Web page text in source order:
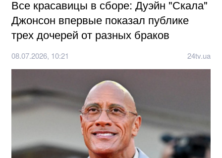
Все красавицы в сборе: Дуэйн "Скала"
Джонсон впервые показал публике
трех дочерей от разных браков
08.07.2026, 10:21 24tv.ua